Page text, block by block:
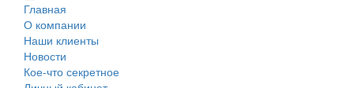
Главная
О компании
Наши клиенты
Новости
Кое-что секретное